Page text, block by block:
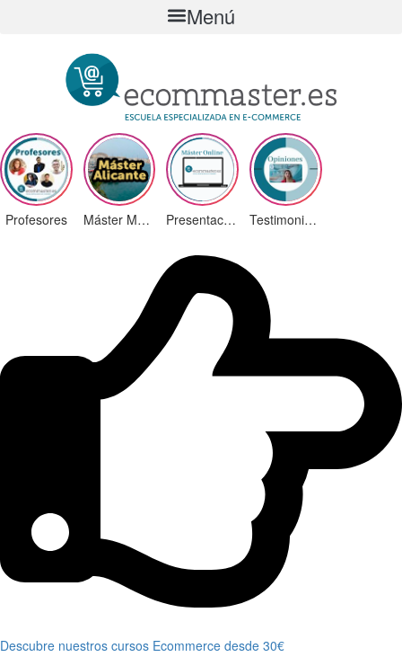
Menú
Profesores Máster Marketing Digital en Alicante Presentación ¡Nuevas Ediciones! Testimonios Alumnos
Descubre nuestros cursos Ecommerce desde 30€